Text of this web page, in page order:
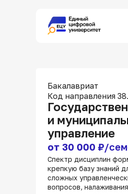
Бакалавриат
Код направления
и
управление
от 30 000 ₽/
Спектр дисциплин
крепкую базу знаний
сложных
вопросов,